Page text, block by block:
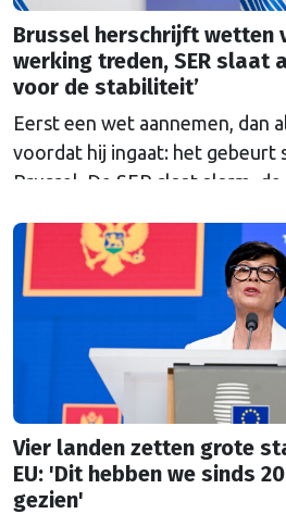
Brussel herschrijft wetten
werking treden, SER slaat
voor de stabiliteit’
Eerst een wet aannemen, dan
voordat hij ingaat: het gebeurt
Brussel. De SER slaat alarm,
wetten maakt?
Vier landen zetten grote
EU: 'Dit hebben we sinds
gezien'